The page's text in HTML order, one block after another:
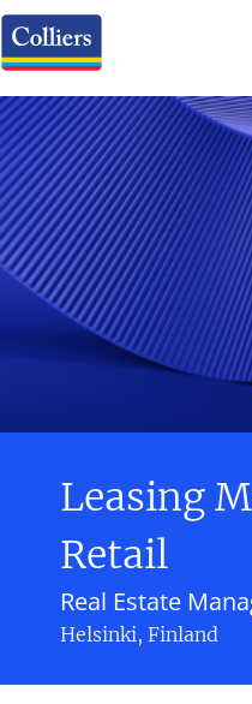
Leasing
Retail
Real Estate
Helsinki, Finland